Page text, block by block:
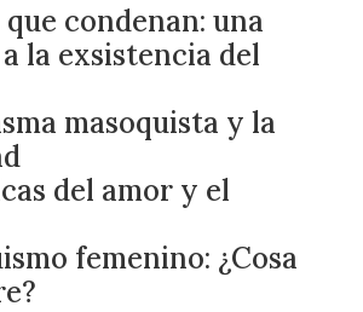
condenan: una
la exsistencia del
masoquista y la
del amor y el
femenino: ¿Cosa